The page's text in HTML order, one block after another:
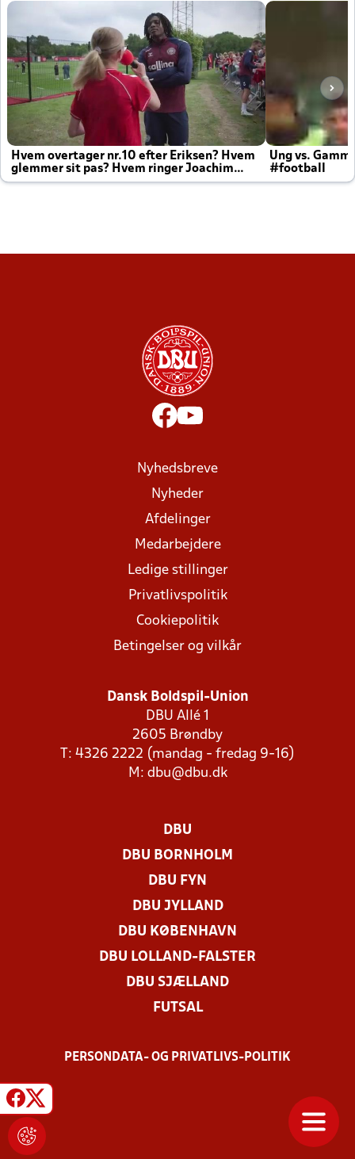
Hvem overtager nr.10 efter Eriksen? Hvem
glemmer sit pas? Hvem ringer Joachim
altid til efter kampe?
Ung vs.
#football
Nyhedsbreve
Nyheder
Afdelinger
Medarbejdere
Ledige stillinger
Privatlivspolitik
Cookiepolitik
Betingelser og vilkår
Dansk Boldspil-Union
DBU Allé 1
2605 Brøndby
T: 4326 2222 (mandag - fredag 9-16)
M: dbu@dbu.dk
DBU
DBU BORNHOLM
DBU FYN
DBU JYLLAND
DBU KØBENHAVN
DBU LOLLAND-FALSTER
DBU SJÆLLAND
FUTSAL
PERSONDATA- OG PRIVATLIVS-POLITIK